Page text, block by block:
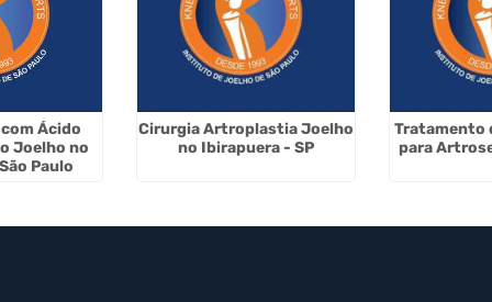
Ácido
Joelho no
Paulo
Cirurgia Artroplastia Joelho
no Ibirapuera - SP
Tratamento
para